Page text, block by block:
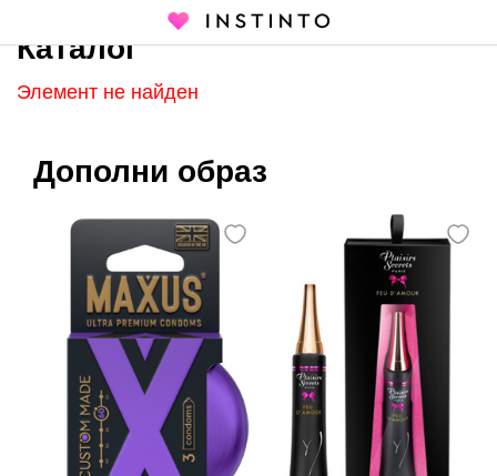
Каталог
Каталог
Элемент не найден
Дополни образ